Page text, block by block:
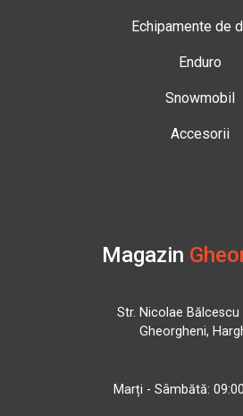
Echipamente de
Enduro
Snowmobil
Accesorii
Magazin
Str. Nicolae Bălcescu
Gheorgheni,
Marți - Sâmbătă: